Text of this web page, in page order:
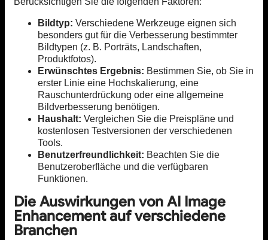
Bildtyp: Verschiedene Werkzeuge eignen sich
besonders gut für die Verbesserung bestimmter
Bildtypen (z. B. Porträts, Landschaften,
Produktfotos).
Erwünschtes Ergebnis: Bestimmen Sie, ob Sie in
erster Linie eine Hochskalierung, eine
Rauschunterdrückung oder eine allgemeine
Bildverbesserung benötigen.
Haushalt: Vergleichen Sie die Preispläne und
kostenlosen Testversionen der verschiedenen
Tools.
Benutzerfreundlichkeit: Beachten Sie die
Benutzeroberfläche und die verfügbaren
Funktionen.
Die Auswirkungen von AI Image
Enhancement auf verschiedene
Branchen